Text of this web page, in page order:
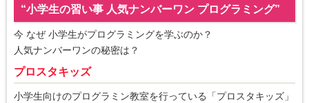
“小学生の習い事 人気ナンバーワン プログラミング”
今 なぜ 小学生がプログラミングを学ぶのか？
人気ナンバーワンの秘密は？
プロスタキッズ
小学生向けのプログラミン教室を行っている「プロスタキッズ」